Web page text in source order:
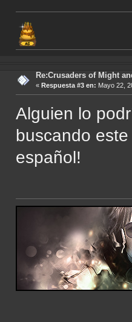
Re:Crusaders of Might
« Respuesta #3 en: Mayo 22,
Alguien lo
buscando
español!